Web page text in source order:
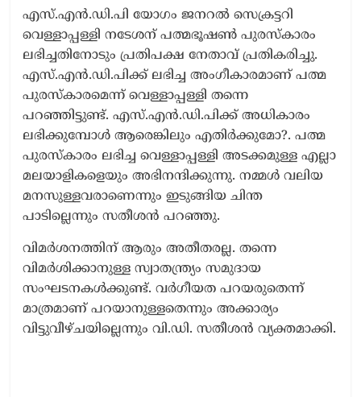
എസ്.എൻ.ഡി.പി യോഗം ജനറൽ സെക്രട്ടറി
വെള്ളാപ്പള്ളി നടേശന് പത്മഭൂഷൺ പുരസ്കാരം
ലഭിച്ചതിനോടും പ്രതിപക്ഷ നേതാവ് പ്രതികരിച്ചു.
എസ്.എൻ.ഡി.പിക്ക് ലഭിച്ച അംഗീകാരമാണ് പത്മ
പുരസ്കാരമെന്ന് വെള്ളാപ്പള്ളി തന്നെ
പറഞ്ഞിട്ടുണ്ട്. എസ്.എൻ.ഡി.പിക്ക് അധികാരം
ലഭിക്കുമ്പോൾ ആരെങ്കിലും എതിർക്കുമോ?. പത്മ
പുരസ്കാരം ലഭിച്ച വെള്ളാപ്പള്ളി അടക്കമുള്ള എല്ലാ
മലയാളികളെയും അഭിനന്ദിക്കുന്നു. നമ്മൾ വലിയ
മനസുള്ളവരാണെന്നും ഇടുങ്ങിയ ചിന്ത
പാടില്ലെന്നും സതീശൻ പറഞ്ഞു.
വിമർശനത്തിന് ആരും അതീതരല്ല. തന്നെ
വിമർശിക്കാനുള്ള സ്വാതന്ത്ര്യം സമുദായ
സംഘടനകൾക്കുണ്ട്. വർഗീയത പറയരുതെന്ന്
മാത്രമാണ് പറയാനുള്ളതെന്നും അക്കാര്യം
വിട്ടുവീഴ്ചയില്ലെന്നും വി.ഡി. സതീശൻ വ്യക്തമാക്കി.